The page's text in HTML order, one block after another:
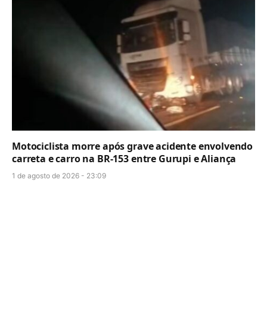
Motociclista morre após grave acidente envolvendo
carreta e carro na BR-153 entre Gurupi e Aliança
1 de agosto de 2026 - 23:09